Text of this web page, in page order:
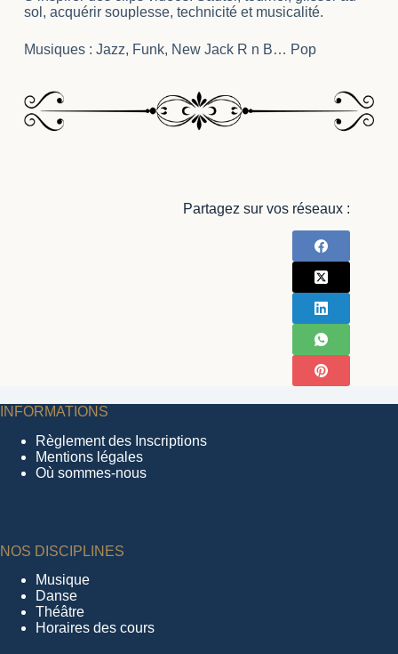
sol, acquérir souplesse, technicité et musicalité.
Musiques : Jazz, Funk, New Jack R n B… Pop
Partagez sur vos réseaux :
INFORMATIONS
Règlement des Inscriptions
Mentions légales
Où sommes-nous
NOS DISCIPLINES
Musique
Danse
Théâtre
Horaires des cours